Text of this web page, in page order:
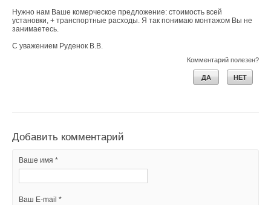
Нужно нам Ваше комерческое предложение: стоимость всей
установки, + транспортные расходы. Я так понимаю монтажом Вы не
занимаетесь.
С уважением Руденок В.В.
Комментарий полезен?
ДА НЕТ
Добавить комментарий
Ваше имя *
Ваш E-mail *